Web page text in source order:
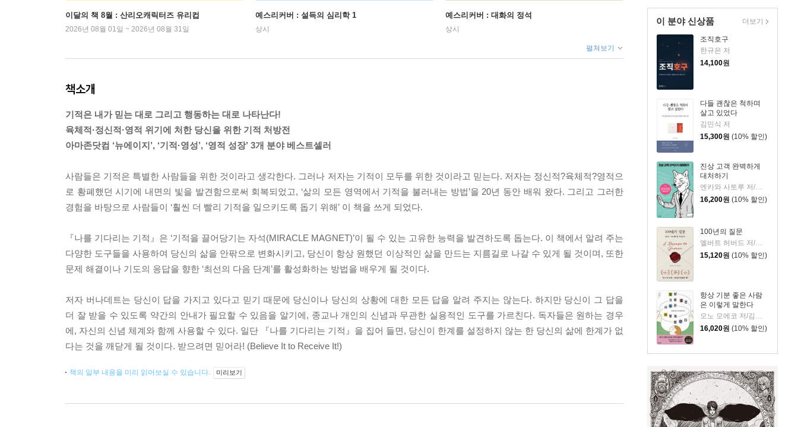
이 분야 신상품
조직호구
한규은 저
14,100원
다들 괜찮은 척하며
살고 있었다
김민식 저
15,300원 (10% 할인)
진상 고객 완벽하게
대처하기
엔카와 사토루 저/이주 역
16,200원 (10% 할인)
100년의 질문
15,120원 (10% 할인)
항상 기분 좋은 사람
은 이렇게 말한다
오노 모에코 저/김시온 역
16,020원 (10% 할인)
더보기
이달의 책 8월 : 산리오캐릭터즈 유리컵
2026년 08월 01일 ~ 2026년 08월 31일
예스리커버 : 설득의 심리학 1
상시
예스리커버 : 대화의 정석
상시
펼쳐보기
책소개
기적은 내가 믿는 대로 그리고 행동하는 대로 나타난다!
육체적·정신적·영적 위기에 처한 당신을 위한 기적 처방전
아마존닷컴 ‘뉴에이지’, ‘기적·영성’, ‘영적 성장’ 3개 분야 베스트셀러
사람들은 기적은 특별한 사람들을 위한 것이라고 생각한다. 그러나 저자는 기적이 모두를 위한 것이라고 믿는다. 저자는 정신적?육체적?영적으
로 황폐했던 시기에 내면의 빛을 발견함으로써 회복되었고, ‘삶의 모든 영역에서 기적을 불러내는 방법’을 20년 동안 배워 왔다. 그리고 그러한
경험을 바탕으로 사람들이 ‘훨씬 더 빨리 기적을 일으키도록 돕기 위해’ 이 책을 쓰게 되었다.
『나를 기다리는 기적』은 ‘기적을 끌어당기는 자석(MIRACLE MAGNET)’이 될 수 있는 고유한 능력을 발견하도록 돕는다. 이 책에서 알려 주는
다양한 도구들을 사용하여 당신의 삶을 안팎으로 변화시키고, 당신이 항상 원했던 이상적인 삶을 만드는 지름길로 나갈 수 있게 될 것이며, 또한
문제 해결이나 기도의 응답을 향한 ‘최선의 다음 단계’를 활성화하는 방법을 배우게 될 것이다.
저자 버나데트는 당신이 답을 가지고 있다고 믿기 때문에 당신이나 당신의 상황에 대한 모든 답을 알려 주지는 않는다. 하지만 당신이 그 답을
더 잘 받을 수 있도록 약간의 안내가 필요할 수 있음을 알기에, 종교나 개인의 신념과 무관한 실용적인 도구를 가르친다. 독자들은 원하는 경우
에, 자신의 신념 체계와 함께 사용할 수 있다. 일단 『나를 기다리는 기적』을 집어 들면, 당신이 한계를 설정하지 않는 한 당신의 삶에 한계가 없
다는 것을 깨닫게 될 것이다. 받으려면 믿어라! (Believe It to Receive It!)
책의 일부 내용을 미리 읽어보실 수 있습니다. 미리보기